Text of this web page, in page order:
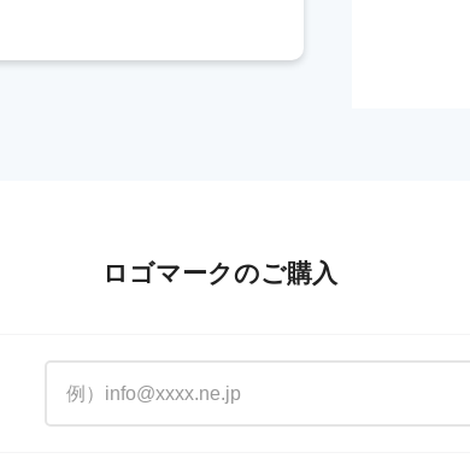
ロゴマークのご購入